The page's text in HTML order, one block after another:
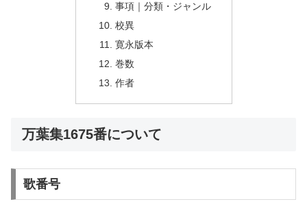
事項｜分類・ジャンル
校異
寛永版本
巻数
作者
万葉集1675番について
歌番号